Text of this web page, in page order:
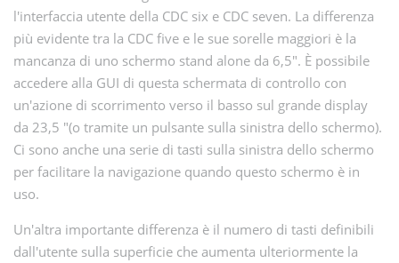
l'interfaccia utente della CDC six e CDC seven. La differenza
più evidente tra la CDC five e le sue sorelle maggiori è la
mancanza di uno schermo stand alone da 6,5". È possibile
accedere alla GUI di questa schermata di controllo con
un'azione di scorrimento verso il basso sul grande display
da 23,5 "(o tramite un pulsante sulla sinistra dello schermo).
Ci sono anche una serie di tasti sulla sinistra dello schermo
per facilitare la navigazione quando questo schermo è in
uso.
Un'altra importante differenza è il numero di tasti definibili
dall'utente sulla superficie che aumenta ulteriormente la